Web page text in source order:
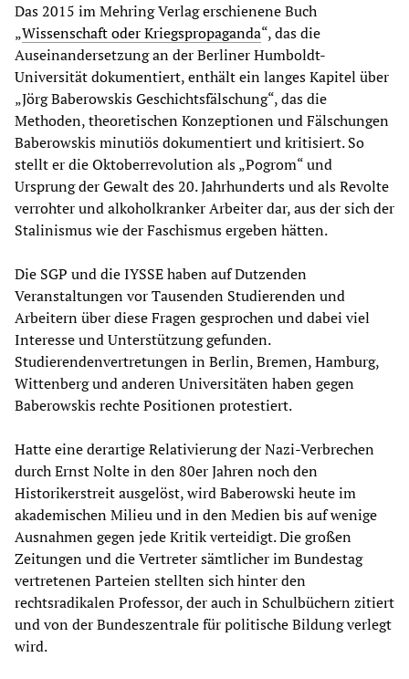
Das 2015 im Mehring Verlag erschienene Buch
„Wissenschaft oder Kriegspropaganda“, das die
Auseinandersetzung an der Berliner Humboldt-
Universität dokumentiert, enthält ein langes Kapitel über
„Jörg Baberowskis Geschichtsfälschung“, das die
Methoden, theoretischen Konzeptionen und Fälschungen
Baberowskis minutiös dokumentiert und kritisiert. So
stellt er die Oktoberrevolution als „Pogrom“ und
Ursprung der Gewalt des 20. Jahrhunderts und als Revolte
verrohter und alkoholkranker Arbeiter dar, aus der sich der
Stalinismus wie der Faschismus ergeben hätten.
Die SGP und die IYSSE haben auf Dutzenden
Veranstaltungen vor Tausenden Studierenden und
Arbeitern über diese Fragen gesprochen und dabei viel
Interesse und Unterstützung gefunden.
Studierendenvertretungen in Berlin, Bremen, Hamburg,
Wittenberg und anderen Universitäten haben gegen
Baberowskis rechte Positionen protestiert.
Hatte eine derartige Relativierung der Nazi-Verbrechen
durch Ernst Nolte in den 80er Jahren noch den
Historikerstreit ausgelöst, wird Baberowski heute im
akademischen Milieu und in den Medien bis auf wenige
Ausnahmen gegen jede Kritik verteidigt. Die großen
Zeitungen und die Vertreter sämtlicher im Bundestag
vertretenen Parteien stellten sich hinter den
rechtsradikalen Professor, der auch in Schulbüchern zitiert
und von der Bundeszentrale für politische Bildung verlegt
wird.